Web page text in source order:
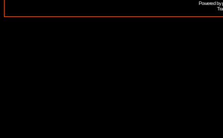
Powered by